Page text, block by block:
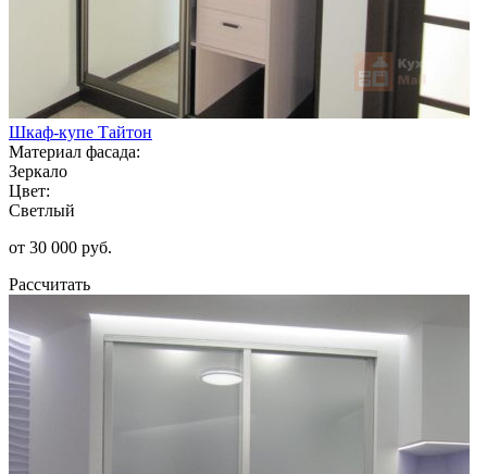
Шкаф-купе Тайтон
Материал фасада:
Зеркало
Цвет:
Светлый
от 30 000 руб.
Рассчитать